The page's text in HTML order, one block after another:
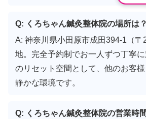
Q: くろちゃん鍼灸整体院の場所は？
A: 神奈川県小田原市成田394-1（〒
地。完全予約制でお一人ずつ丁寧
のリセット空間として、他のお客
静かな環境です。
Q: くろちゃん鍼灸整体院の営業時